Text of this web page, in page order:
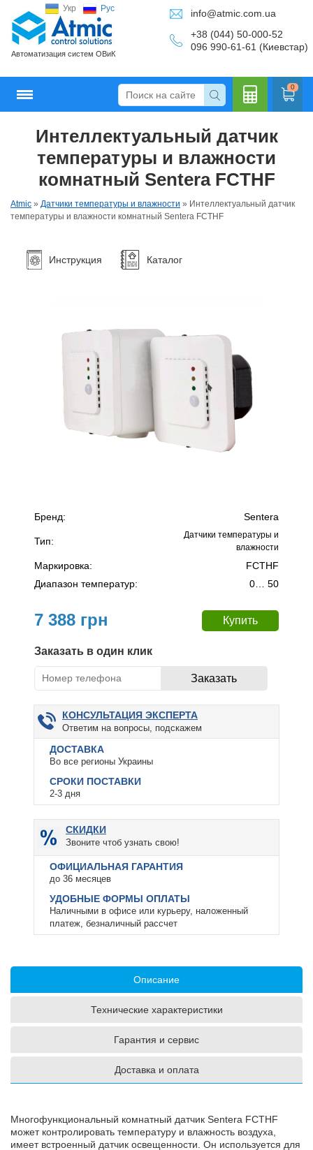
Укр Рус
Автоматизация систем ОВиК
info@atmic.com.ua
+38 (044) 50-000-52
096 990-61-61 (Киевстар)
0
Интеллектуальный датчик
температуры и влажности
комнатный Sentera FCTHF
Atmic » Датчики температуры и влажности » Интеллектуальный датчик
температуры и влажности комнатный Sentera FCTHF
Инструкция Каталог
Бренд: Sentera
Тип:
Датчики температуры и
влажности
Маркировка:
FCTHF
Диапазон температур:
0… 50
7 388 грн
Заказать в один клик
КОНСУЛЬТАЦИЯ ЭКСПЕРТА
Ответим на вопросы, подскажем
ДОСТАВКА
Во все регионы Украины
СРОКИ ПОСТАВКИ
2-3 дня
СКИДКИ
Звоните чтоб узнать свою!
ОФИЦИАЛЬНАЯ ГАРАНТИЯ
до 36 месяцев
УДОБНЫЕ ФОРМЫ ОПЛАТЫ
Наличными в офисе или курьеру, наложенный
платеж, безналичный рассчет
Описание
Технические характеристики
Гарантия и сервис
Доставка и оплата
Многофункциональный комнатный датчик Sentera FCTHF
может контролировать температуру и влажность воздуха,
имеет встроенный датчик освещенности. Он используется для